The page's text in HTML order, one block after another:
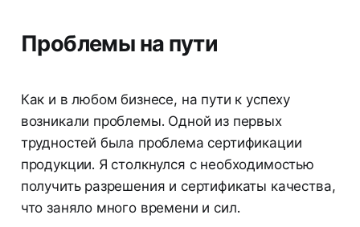
Проблемы на пути
Как и в любом бизнесе, на пути к успеху
возникали проблемы. Одной из первых
трудностей была проблема сертификации
продукции. Я столкнулся с необходимостью
получить разрешения и сертификаты качества,
что заняло много времени и сил.